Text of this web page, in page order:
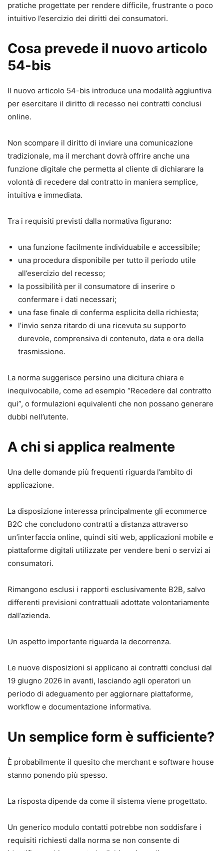
pratiche progettate per rendere difficile, frustrante o poco
intuitivo l’esercizio dei diritti dei consumatori.
Cosa prevede il nuovo articolo
54-bis
Il nuovo articolo 54-bis introduce una modalità aggiuntiva
per esercitare il diritto di recesso nei contratti conclusi
online.
Non scompare il diritto di inviare una comunicazione
tradizionale, ma il merchant dovrà offrire anche una
funzione digitale che permetta al cliente di dichiarare la
volontà di recedere dal contratto in maniera semplice,
intuitiva e immediata.
Tra i requisiti previsti dalla normativa figurano:
una funzione facilmente individuabile e accessibile;
una procedura disponibile per tutto il periodo utile
all’esercizio del recesso;
la possibilità per il consumatore di inserire o
confermare i dati necessari;
una fase finale di conferma esplicita della richiesta;
l’invio senza ritardo di una ricevuta su supporto
durevole, comprensiva di contenuto, data e ora della
trasmissione.
La norma suggerisce persino una dicitura chiara e
inequivocabile, come ad esempio “Recedere dal contratto
qui”, o formulazioni equivalenti che non possano generare
dubbi nell’utente.
A chi si applica realmente
Una delle domande più frequenti riguarda l’ambito di
applicazione.
La disposizione interessa principalmente gli ecommerce
B2C che concludono contratti a distanza attraverso
un’interfaccia online, quindi siti web, applicazioni mobile e
piattaforme digitali utilizzate per vendere beni o servizi ai
consumatori.
Rimangono esclusi i rapporti esclusivamente B2B, salvo
differenti previsioni contrattuali adottate volontariamente
dall’azienda.
Un aspetto importante riguarda la decorrenza.
Le nuove disposizioni si applicano ai contratti conclusi dal
19 giugno 2026 in avanti, lasciando agli operatori un
periodo di adeguamento per aggiornare piattaforme,
workflow e documentazione informativa.
Un semplice form è sufficiente?
È probabilmente il quesito che merchant e software house
stanno ponendo più spesso.
La risposta dipende da come il sistema viene progettato.
Un generico modulo contatti potrebbe non soddisfare i
requisiti richiesti dalla norma se non consente di